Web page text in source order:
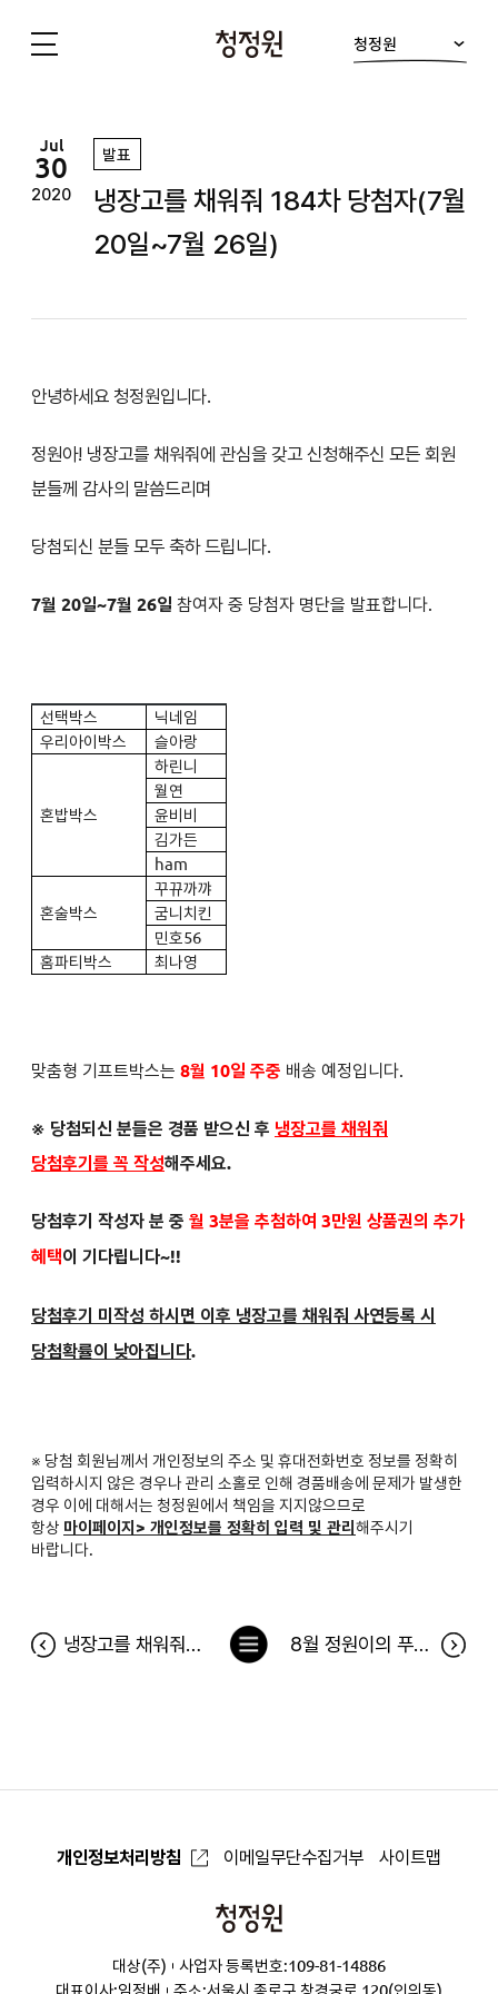
청정원
Jul
30
2020
발표
냉장고를 채워줘 184차 당첨자(7월
20일~7월 26일)
안녕하세요 청정원입니다.
정원아! 냉장고를 채워줘에 관심을 갖고 신청해주신 모든 회원
분들께 감사의 말씀드리며
당첨되신 분들 모두 축하 드립니다.
7월 20일~7월 26일 참여자 중 당첨자 명단을 발표합니다.
선택박스
닉네임
우리아이박스
슬아랑
혼밥박스
하린니
월연
윤비비
김가든
ham
혼술박스
꾸뀨까꺄
굼니치킨
민호56
홈파티박스
최나영
맞춤형 기프트박스는 8월 10일 주중 배송 예정입니다.
※ 당첨되신 분들은 경품 받으신 후 냉장고를 채워줘
당첨후기를 꼭 작성해주세요.
당첨후기 작성자 분 중 월 3분을 추첨하여 3만원 상품권의 추가
혜택이 기다립니다~!!
당첨후기 미작성 하시면 이후 냉장고를 채워줘 사연등록 시
당첨확률이 낮아집니다.
※ 당첨 회원님께서 개인정보의 주소 및 휴대전화번호 정보를 정확히
입력하시지 않은 경우나 관리 소홀로 인해 경품배송에 문제가 발생한
경우 이에 대해서는 청정원에서 책임을 지지않으므로
항상 마이페이지> 개인정보를 정확히 입력 및 관리 해주시기
바랍니다.
냉장고를 채워줘 183차 당첨자(7월 13일~7월 19일) 8월 정원이의 푸드박스 당첨자
목
록
개인정보처리방침 이메일무단수집거부 사이트맵
청
원
대상(주)
사업자 등록번호:109-81-14886
대표이사:임정배
주소:서울시 종로구 창경궁로 120(인의동)